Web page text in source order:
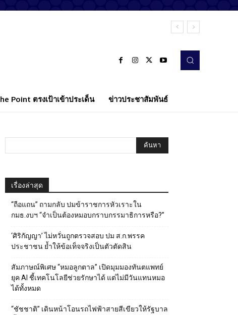
Point ตรงเป้าเข้าประเด็น ข่าวประชาสัมพันธ์
เรื่องล่าสุด
“ถือแถน” ถามกลับ ปมข้าราชการหัวเราะใน
กมธ.งบฯ “จำเป็นต้องหมอบกราบกรรมาธิการหรือ?”
‘ศิริกัญญา’ ไม่หวั่นถูกตรวจสอบ ปม ส.ก.พรรค
ประชาชน ย้ำให้ข้อเท็จจริงเป็นตัวตัดสิน
สัมภาษณ์พิเศษ “หมอลูกตาล” เปิดมุมมองทันตแพทย์
ยุค AI ชี้เทคโนโลยีช่วยรักษาได้ แต่ไม่มีวันแทนหมอ
ได้ทั้งหมด
“ชัชชาติ” เดินหน้าโอนรถไฟฟ้าสายสีเขียวให้รัฐบาล